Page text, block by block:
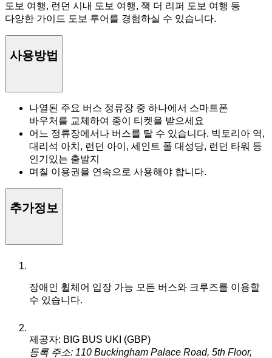
도보 여행, 런던 시내 도보 여행, 잭 더 리퍼 도보 여행 등
다양한 가이드 도보 투어를 경험하실 수 있습니다.
사용방법
나열된 주요 버스 정류장 중 하나에서 스마트폰
바우처를 교체하여 종이 티켓을 받으세요
어느 정류장에서나 버스를 탈 수 있습니다. 빅토리아 역,
대리석 아치, 런던 아이, 세인트 폴 대성당, 런던 타워 등
인기있는 출발지
며칠 이용권을 연속으로 사용해야 합니다.
추가정보
장애인 휠체어 입장 가능 모든 버스와 크루즈를 이용할
수 있습니다.
제공자: BIG BUS UKI (GBP)
등록 주소: 110 Buckingham Palace Road, 5th Floor,